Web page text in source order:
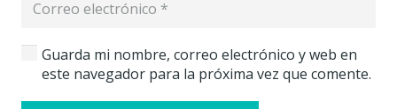
Guarda mi nombre, correo electrónico y web en
este navegador para la próxima vez que comente.